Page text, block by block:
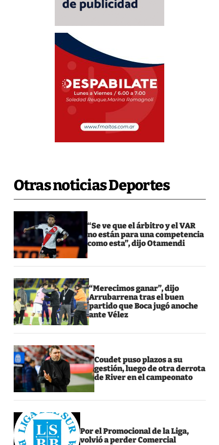
Otras noticias Deportes
“Se ve que el árbitro y el VAR
no están para una competencia
como esta”, dijo Otamendi
“Merecimos ganar”, dijo
Arrubarrena tras el buen
partido que Boca jugó anoche
ante Vélez
Coudet puso plazos a su
gestión, luego de otra derrota
de River en el campeonato
Por el Promocional de la Liga,
volvió a perder Comercial